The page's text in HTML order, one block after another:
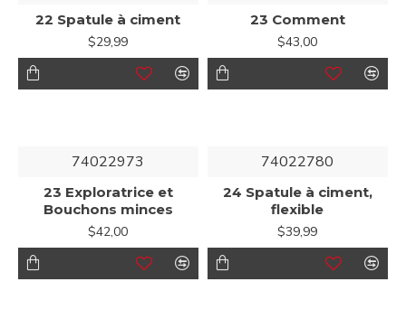
22 Spatule à ciment
$29,99
23 Comment
$43,00
74022973
23 Exploratrice et
Bouchons minces
$42,00
74022780
24 Spatule à ciment,
flexible
$39,99